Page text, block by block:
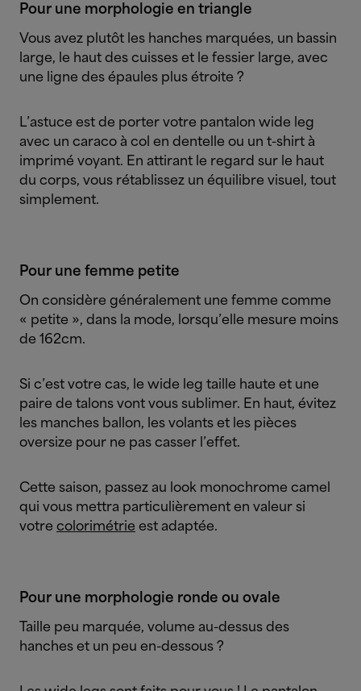
Pour une morphologie en triangle
Vous avez plutôt les hanches marquées, un bassin
large, le haut des cuisses et le fessier large, avec
une ligne des épaules plus étroite ?
L’astuce est de porter votre pantalon wide leg
avec un caraco à col en dentelle ou un t-shirt à
imprimé voyant. En attirant le regard sur le haut
du corps, vous rétablissez un équilibre visuel, tout
simplement.
Pour une femme petite
On considère généralement une femme comme
« petite », dans la mode, lorsqu’elle mesure moins
de 162cm.
Si c’est votre cas, le wide leg taille haute et une
paire de talons vont vous sublimer. En haut, évitez
les manches ballon, les volants et les pièces
oversize pour ne pas casser l’effet.
Cette saison, passez au look monochrome camel
qui vous mettra particulièrement en valeur si
votre colorimétrie est adaptée.
Pour une morphologie ronde ou ovale
Taille peu marquée, volume au-dessus des
hanches et un peu en-dessous ?